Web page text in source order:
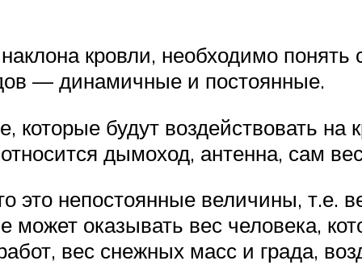
кровли, необходимо
— динамичные и постоянные.
которые будут воздействовать на
дымоход, антенна, сам
это непостоянные величины, т.е.
может оказывать вес человека,
вес снежных масс и града,